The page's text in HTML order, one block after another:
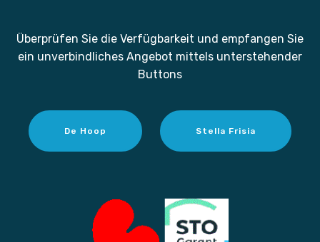
Überprüfen Sie die Verfügbarkeit und empfangen Sie
ein unverbindliches Angebot mittels unterstehender
Buttons
De Hoop Stella Frisia